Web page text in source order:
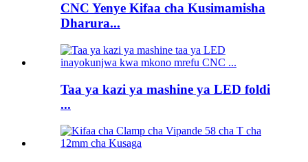
CNC Yenye Kifaa cha Kusimamisha
Dharura...
Taa ya kazi ya mashine ya LED foldi
...